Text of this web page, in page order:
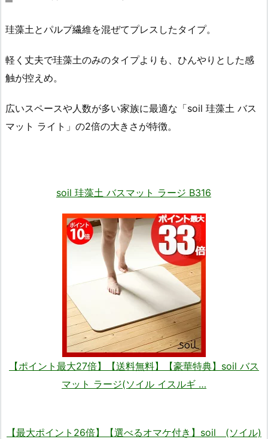
珪藻土とパルプ繊維を混ぜてプレスしたタイプ。
軽く丈夫で珪藻土のみのタイプよりも、ひんやりとした感
触が控えめ。
広いスペースや人数が多い家族に最適な「soil 珪藻土 バス
マット ライト」の2倍の大きさが特徴。
soil 珪藻土 バスマット ラージ B316
【ポイント最大27倍】【送料無料】【豪華特典】soil バス
マット ラージ(ソイル イスルギ …
【最大ポイント26倍】【選べるオマケ付き】soil (ソイル)